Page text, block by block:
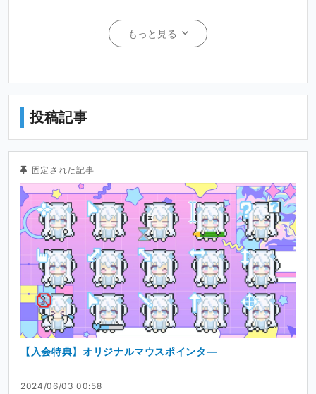
※ご支援は活動費用として使わせていただきます。
≪必ずご確認ください≫
●各プランの更新内容はSNS等で共有しないようお願いい
たします。
●公開されているイラストや動画は支援者向けの配布物を
除き、SNSのプロフィールなどへの使用はお控えくださ
い。
●ご不明な点がございましたら下記お問い合わせ先にご連
絡いただけますと幸いでございます。CREATIA内のメッセ
ージからのご連絡ですと回答までお時間がかかる場合がご
ざいます。
≪お問い合わせ≫
mail:zangekinosyuwawa@gmail.com
もっと見る
投稿記事
固定された記事
2024/06/03 00:58
【入会特典】オリジナルマウスポインタ―